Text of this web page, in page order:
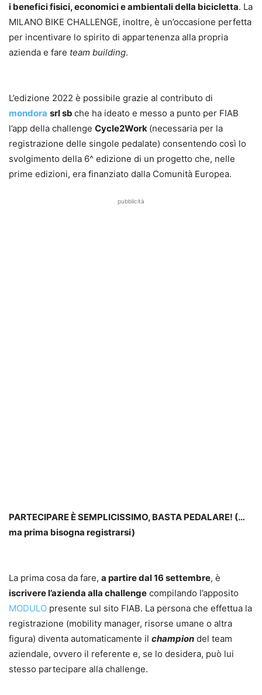
i benefici fisici, economici e ambientali della bicicletta. La
MILANO BIKE CHALLENGE, inoltre, è un’occasione perfetta
per incentivare lo spirito di appartenenza alla propria
azienda e fare team building.
L’edizione 2022 è possibile grazie al contributo di
mondora srl sb che ha ideato e messo a punto per FIAB
l’app della challenge Cycle2Work (necessaria per la
registrazione delle singole pedalate) consentendo così lo
svolgimento della 6^ edizione di un progetto che, nelle
prime edizioni, era finanziato dalla Comunità Europea.
pubblicità
PARTECIPARE È SEMPLICISSIMO, BASTA PEDALARE! (…
ma prima bisogna registrarsi)
La prima cosa da fare, a partire dal 16 settembre, è
iscrivere l’azienda alla challenge compilando l’apposito
MODULO presente sul sito FIAB. La persona che effettua la
registrazione (mobility manager, risorse umane o altra
figura) diventa automaticamente il champion del team
aziendale, ovvero il referente e, se lo desidera, può lui
stesso partecipare alla challenge.